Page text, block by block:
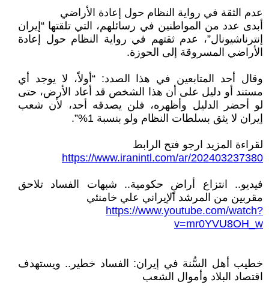
عدم الثقة في رواية النظام حول إعادة الأراضي
أبدى عدد من المواطنين في رسائلهم، التي تلقتها “إيران
إنترناشيونال”، عدم ثقتهم في رواية النظام حول إعادة
الأراضي المسروقة إلى الحوزة.
وقال أحد المتابعين في هذا الصدد: “أولاً، لا يوجد أي
مستند أو دليل على أن هذا الشخص قد أعاد الأرض، حتى
لو أحضر الدليل وأظهره، فلن يصدقه أحد، لأن شعب
إيران لا يثق بسلطات النظام ولو بنسبة 1%”.
لقراءة المزيد ارجو فتح الرابط
https://www.iranintl.com/ar/202403237380
فيديو.. انتزاع أراضٍ حكومية.. شبهات الفساد تلاحق
مقربين من المرشد الإيراني علي خامنئي
https://www.youtube.com/watch?
v=mr0YVU8OH_w
خطيب أهل السُّنة في إيران: الفساد خطير.. ويستهدف
اقتصاد البلاد وأموال الشعب